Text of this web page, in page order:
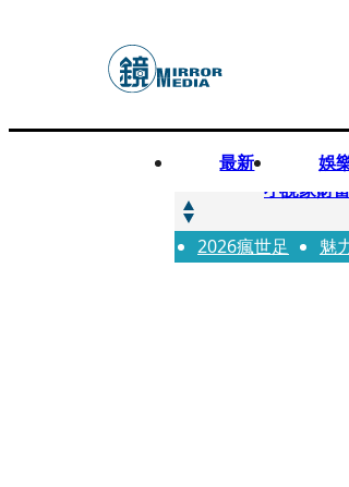
最新 娛
快訊
小說家財
快訊
《殺手媽
2026瘋世足 魅